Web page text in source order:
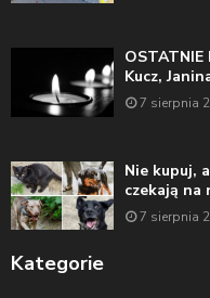
OSTATNIE
Kucz,
7 sierpnia
Nie kupuj,
czekają na
7 sierpnia
Kategorie